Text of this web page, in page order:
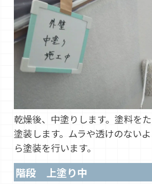
乾燥後、中塗りします。塗料を
塗装します。ムラや透けのない
ら塗装を行います。
階段 上塗り中